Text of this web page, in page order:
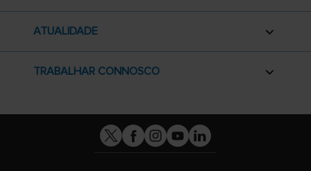
ATUALIDADE
TRABALHAR CONNOSCO